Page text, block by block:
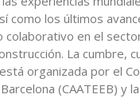
como los últimos
en el
La cumbre,
organizada por el
(CAATEEB) y